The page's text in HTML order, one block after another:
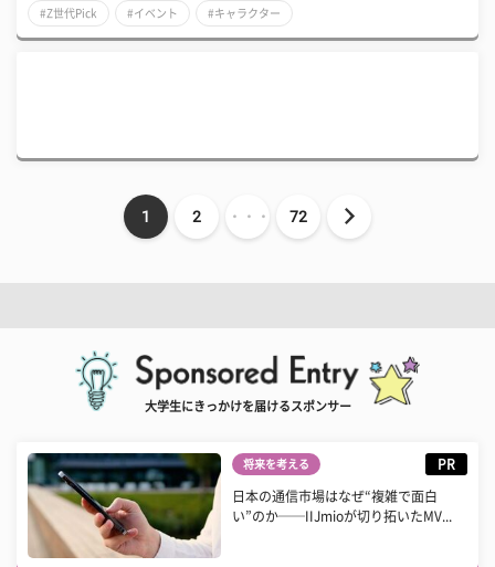
#Z世代Pick #イベント #キャラクター
1 2 ・・・ 72
大学生にきっかけを届けるスポンサー
将来を考える PR
日本の通信市場はなぜ“複雑で面白
い”のか──IIJmioが切り拓いたMV...